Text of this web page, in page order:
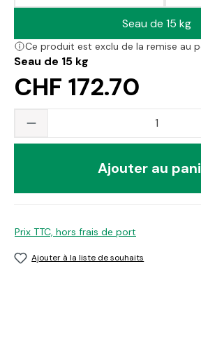
Seau de 15 kg
CHF 172.70
Ce produit est exclu de la remise au
Seau de 15 kg
Quantité du produit :
Ajouter au
Prix TTC, hors frais de port
Ajouter à la liste de souhaits